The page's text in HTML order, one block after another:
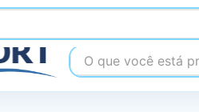
O que você está